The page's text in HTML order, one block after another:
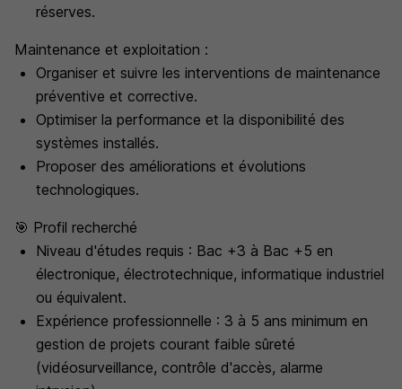
réserves.
Maintenance et exploitation :
Organiser et suivre les interventions de maintenance
préventive et corrective.
Optimiser la performance et la disponibilité des
systèmes installés.
Proposer des améliorations et évolutions
technologiques.
🎯 Profil recherché
Niveau d'études requis : Bac +3 à Bac +5 en
électronique, électrotechnique, informatique industriel
ou équivalent.
Expérience professionnelle : 3 à 5 ans minimum en
gestion de projets courant faible sûreté
(vidéosurveillance, contrôle d'accès, alarme